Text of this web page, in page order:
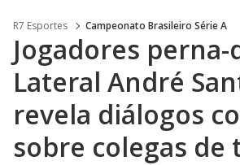
R7 Esportes Campeonato Brasileiro Série A
Jogadores perna-
Lateral André
revela diálogos
sobre colegas de